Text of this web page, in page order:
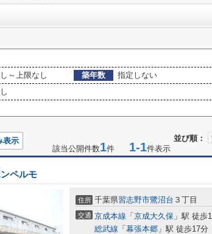
～上限なし 築年数
指定しない
並び順：
表示
該当公開件数1件 1-1件表示
ペルモ
住所 千葉県習志野市鷺沼台 ３丁目
交通 京成本線 「 京成大久保 」駅 徒歩
総武線 「 幕張本郷 」駅 徒歩17分